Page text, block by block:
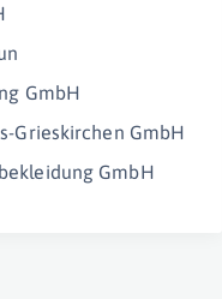
GmbH
Grieskirchen GmbH
GmbH